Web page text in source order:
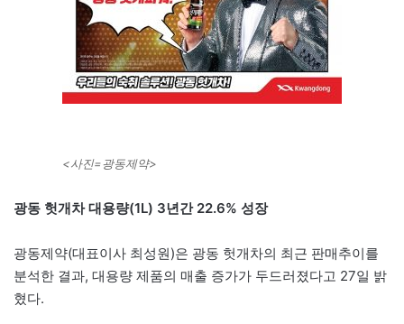
<사진=광동제약>
광동 헛개차 대용량(1L) 3년간 22.6% 성장
광동제약(대표이사 최성원)은 광동 헛개차의 최근 판매추이를
분석한 결과, 대용량 제품의 매출 증가가 두드러졌다고 27일 밝
혔다.